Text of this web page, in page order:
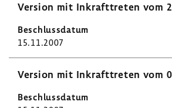
Version mit Inkraft­treten vom
15.11.2007
Version mit Inkraft­treten vom